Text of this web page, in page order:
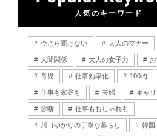
人気のキーワード
今さら聞けない 大人のマナー
人間関係 大人の女子力
育児 仕事効率化 100均
仕事も家庭も 夫婦 キャ
診断 仕事もおしゃれも
川口ゆかりの丁寧な暮らし 韓国